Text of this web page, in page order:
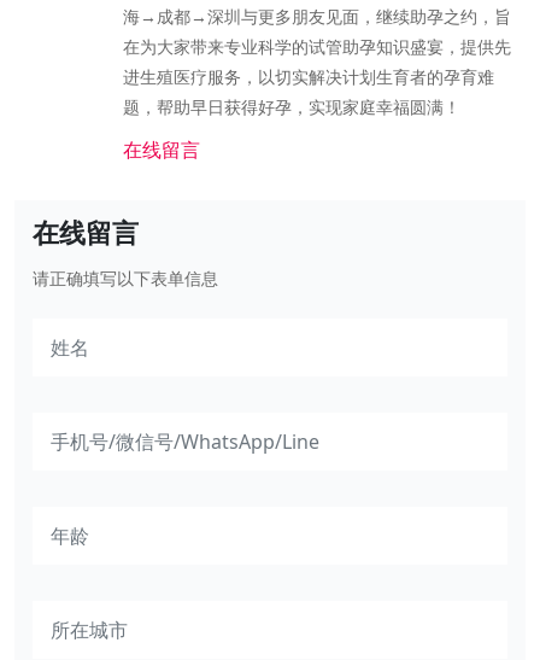
海→成都→深圳与更多朋友见面，继续助孕之约，旨
在为大家带来专业科学的试管助孕知识盛宴，提供先
进生殖医疗服务，以切实解决计划生育者的孕育难
题，帮助早日获得好孕，实现家庭幸福圆满！
在线留言
在线留言
请正确填写以下表单信息